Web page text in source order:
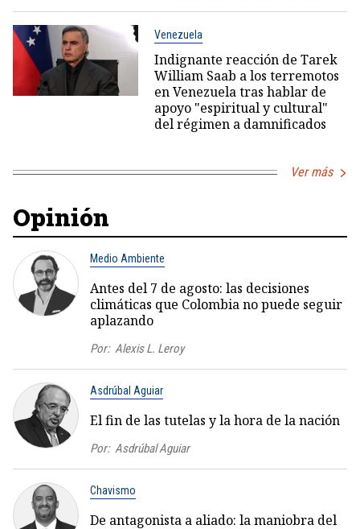
Venezuela
Indignante reacción de Tarek
William Saab a los terremotos
en Venezuela tras hablar de
apoyo "espiritual y cultural"
del régimen a damnificados
Ver más
Opinión
Medio Ambiente
Antes del 7 de agosto: las decisiones
climáticas que Colombia no puede seguir
aplazando
Por: Alexis L. Leroy
Asdrúbal Aguiar
El fin de las tutelas y la hora de la nación
Por: Asdrúbal Aguiar
Chavismo
De antagonista a aliado: la maniobra del